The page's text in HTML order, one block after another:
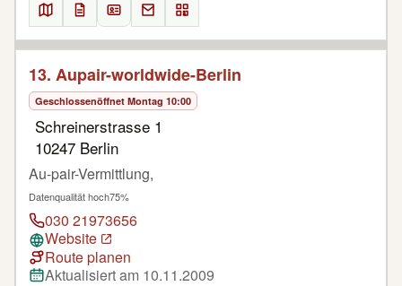
13. Aupair-worldwide-Berlin
Geschlossenöffnet Montag 10:00
Schreinerstrasse 1
10247 Berlin
Au-pair-Vermittlung,
Datenqualität hoch75%
030 21973656
Website
Route planen
Aktualisiert am 10.11.2009